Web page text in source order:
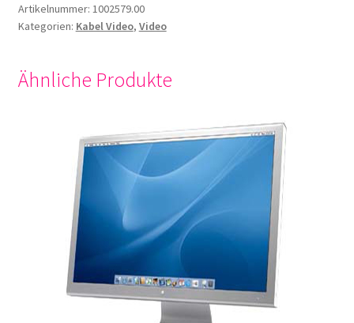
Artikelnummer: 1002579.00
Kategorien: Kabel Video, Video
Ähnliche Produkte